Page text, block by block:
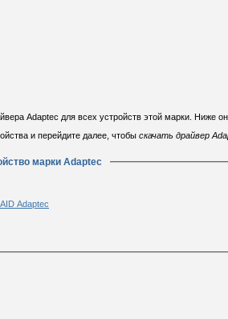
Adaptec для всех устройств этой марки. Ниже
и перейдите далее, чтобы скачать драйвер
марки Adaptec
Adaptec